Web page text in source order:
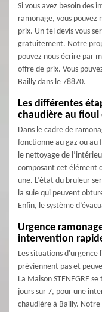
Si vous avez besoin des
ramonage, vous pouvez
prix. Un tel devis vous
gratuitement. Notre
pouvez nous écrire par
offre de prix. Vous
Bailly dans le 78870.
Les différentes
chaudière au fioul
Dans le cadre de
fonctionne au gaz ou au
le nettoyage de
composant cet élément
une. L’état du bruleur
la suie qui peuvent
Enfin, le système
Urgence
intervention
Les situations d'urgence
préviennent pas et
La Maison STENEGRE
jours sur 7, pour une
chaudière à Bailly.